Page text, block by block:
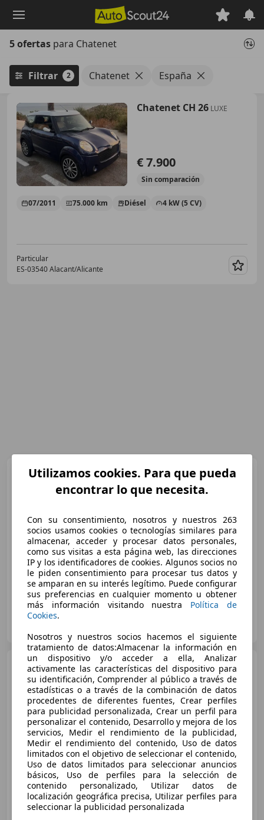
principal
5 ofertas para Chatenet
Filtrar 2 Chatenet España
Chatenet CH 26 LUXE
€ 7.900
Sin comparación
07/2011 75.000 km Diésel 4 kW (5 CV)
Particular
ES-03540 Alacant/Alicante
ChatenetCHATENET
Sin comparación
12/2008 54.876 km
- Tipo de combustible
8 kW (11 CV)
UNIMOTOR
ChatenetCHATENET
baroorder
€ 7.490
Sin comparación
01/2010 25.000 km
- Tipo de combustible
8 kW (11 CV)
UNIMOTOR
Utilizamos cookies. Para que pueda
encontrar lo que necesita.
Con su consentimiento, nosotros y nuestros 263
socios usamos cookies o tecnologías similares para
almacenar, acceder y procesar datos personales,
como sus visitas a esta página web, las direcciones
IP y los identificadores de cookies. Algunos socios no
le piden consentimiento para procesar tus datos y
se amparan en su interés legítimo. Puede configurar
sus preferencias en cualquier momento u obtener
más información visitando nuestra Política de
Cookies.
Nosotros y nuestros socios hacemos el siguiente
tratamiento de datos:Almacenar la información en
un dispositivo y/o acceder a ella, Analizar
activamente las características del dispositivo para
su identificación, Comprender al público a través de
estadísticas o a través de la combinación de datos
procedentes de diferentes fuentes, Crear perfiles
para publicidad personalizada, Crear un perfil para
personalizar el contenido, Desarrollo y mejora de los
servicios, Medir el rendimiento de la publicidad,
Medir el rendimiento del contenido, Uso de datos
limitados con el objetivo de seleccionar el contenido,
Uso de datos limitados para seleccionar anuncios
básicos, Uso de perfiles para la selección de
contenido personalizado, Utilizar datos de
localización geográfica precisa, Utilizar perfiles para
seleccionar la publicidad personalizada